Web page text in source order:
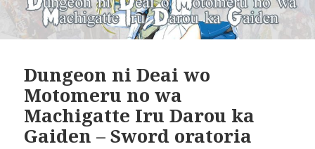
Dungeon ni Deai wo
Motomeru no wa
Machigatte Iru Darou ka
Gaiden – Sword oratoria